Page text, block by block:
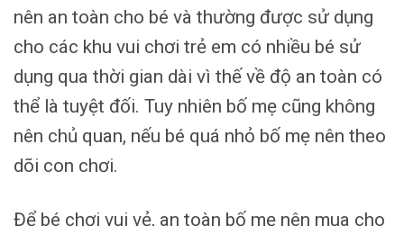
nên an toàn cho bé và thường được sử dụng
cho các khu vui chơi trẻ em có nhiều bé sử
dụng qua thời gian dài vì thế về độ an toàn có
thể là tuyệt đối. Tuy nhiên bố mẹ cũng không
nên chủ quan, nếu bé quá nhỏ bố mẹ nên theo
dõi con chơi.
Để bé chơi vui vẻ, an toàn bố mẹ nên mua cho